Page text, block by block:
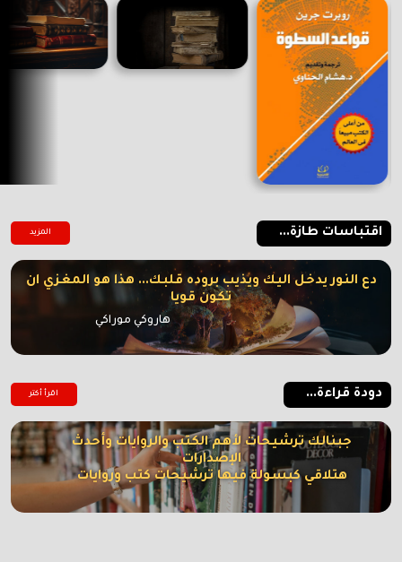
اقتباسات طازة... المزيد
دع النور يدخل اليك ويذيب بروده قلبك... هذا هو المغزي ان
تكون قويا
هاروكي موراكي
دودة قراءة... اقرأ أكتر
جبنالك ترشيحات لأهم الكتب والروايات وأحدث
الإصدارات
هتلاقي كبسولة فيها ترشيحات كتب وروايات